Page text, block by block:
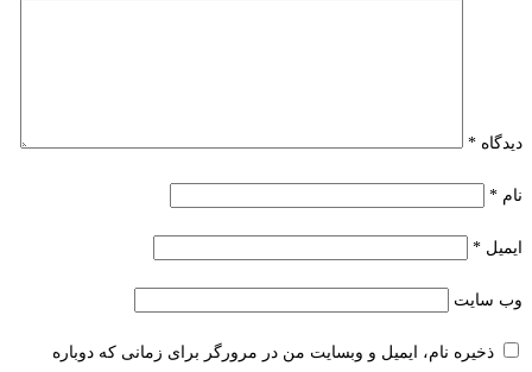
دیدگاه *
نام *
ایمیل *
وب‌ سایت
ذخیره نام، ایمیل و وبسایت من در مرورگر برای زمانی که دوباره